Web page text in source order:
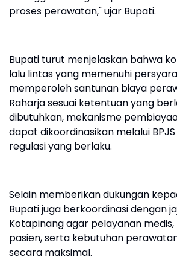
proses perawatan," ujar Bupati.
Bupati turut menjelaskan bahwa
lalu lintas yang memenuhi
memperoleh santunan biaya
Raharja sesuai ketentuan yang
dibutuhkan, mekanisme
dapat dikoordinasikan melalui
regulasi yang berlaku.
Selain memberikan dukungan
Bupati juga berkoordinasi dengan
Kotapinang agar pelayanan
pasien, serta kebutuhan
secara maksimal.